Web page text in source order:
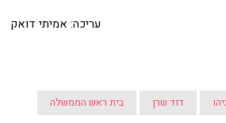
מה קנו. אנחנו עבדנו שבועות על כל חשבונית,